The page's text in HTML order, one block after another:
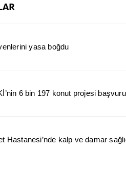
yasa boğdu
6 bin 197 konut projesi
Hastanesi’nde kalp ve damar